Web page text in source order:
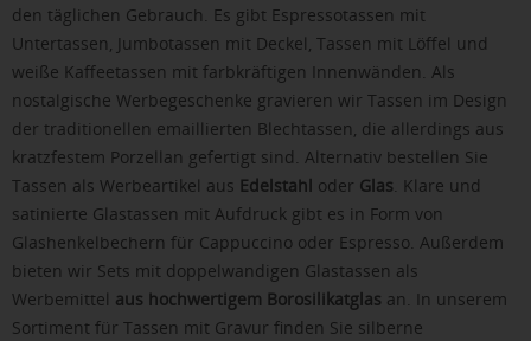
den täglichen Gebrauch. Es gibt Espressotassen mit
Untertassen, Jumbotassen mit Deckel, Tassen mit Löffel und
weiße Kaffeetassen mit farbkräftigen Innenwänden. Als
nostalgische Werbegeschenke gravieren wir Tassen im Design
der traditionellen emaillierten Blechtassen, die allerdings aus
kratzfestem Porzellan gefertigt sind. Alternativ bestellen Sie
Tassen als Werbeartikel aus Edelstahl oder Glas. Klare und
satinierte Glastassen mit Aufdruck gibt es in Form von
Glashenkelbechern für Cappuccino oder Espresso. Außerdem
bieten wir Sets mit doppelwandigen Glastassen als
Werbemittel aus hochwertigem Borosilikatglas an. In unserem
Sortiment für Tassen mit Gravur finden Sie silberne